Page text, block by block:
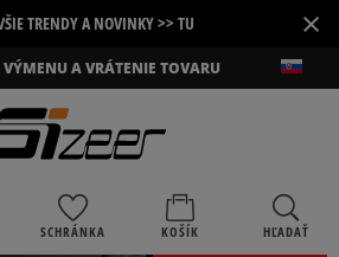
TRENDY A NOVINKY >> TU ×
A VRÁTENIE TOVARU
SCHRÁNKA KOŠÍK HĽADAŤ